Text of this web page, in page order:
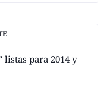
listas para 2014 y